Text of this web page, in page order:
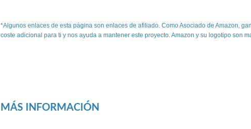
*Algunos enlaces de esta página son enlaces de afiliado. Como Asociado de Amazon,
coste adicional para ti y nos ayuda a mantener este proyecto. Amazon y su logotipo son
MÁS INFORMACIÓN